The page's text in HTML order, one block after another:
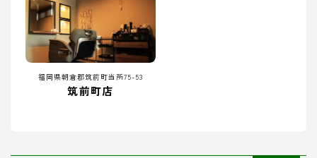
福岡県朝倉郡筑前町当所75-53
筑前町店